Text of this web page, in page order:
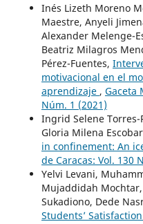
Inés Lizeth Moreno
Maestre, Anyeli
Alexander Melenge-
Beatriz Milagros
Pérez-Fuentes,
motivacional en el
aprendizaje , Gaceta
Núm. 1 (2021)
Ingrid Selene
Gloria Milena
in confinement: An
de Caracas: Vol. 130
Yelvi Levani,
Mujaddidah
Sukadiono, Dede
Students’